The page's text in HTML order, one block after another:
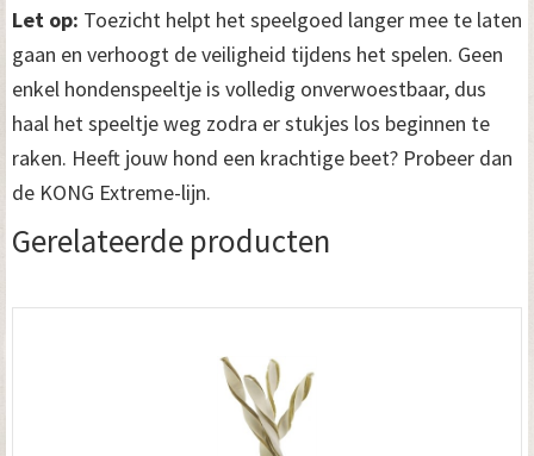
Let op: Toezicht helpt het speelgoed langer mee te laten
gaan en verhoogt de veiligheid tijdens het spelen. Geen
enkel hondenspeeltje is volledig onverwoestbaar, dus
haal het speeltje weg zodra er stukjes los beginnen te
raken. Heeft jouw hond een krachtige beet? Probeer dan
de KONG Extreme-lijn.
Gerelateerde producten